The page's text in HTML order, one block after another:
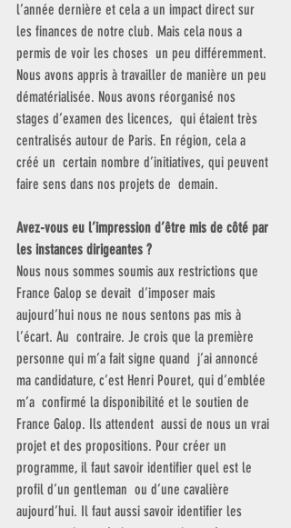
l’année dernière et cela a un impact direct sur
les finances de notre club. Mais cela nous a
permis de voir les choses  un peu différemment.
Nous avons appris à travailler de manière un peu
dématérialisée. Nous avons réorganisé nos
stages d’examen des licences,  qui étaient très
centralisés autour de Paris. En région, cela a
créé un  certain nombre d’initiatives, qui peuvent
faire sens dans nos projets de  demain.
Avez-vous eu l’impression d’être mis de côté par
les instances dirigeantes ?
Nous nous sommes soumis aux restrictions que
France Galop se devait  d’imposer mais
aujourd’hui nous ne nous sentons pas mis à
l’écart. Au  contraire. Je crois que la première
personne qui m’a fait signe quand  j’ai annoncé
ma candidature, c’est Henri Pouret, qui d’emblée
m’a  confirmé la disponibilité et le soutien de
France Galop. Ils attendent  aussi de nous un vrai
projet et des propositions. Pour créer un
programme, il faut savoir identifier quel est le
profil d’un gentleman  ou d’une cavalière
aujourd’hui. Il faut aussi savoir identifier les